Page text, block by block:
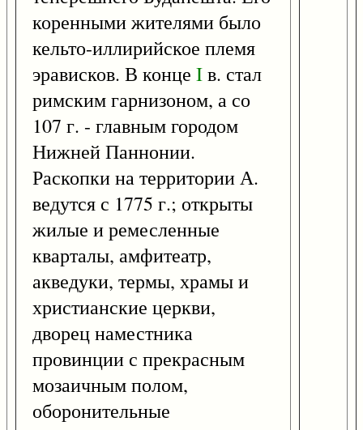
коренными жителями было
кельто-иллирийское племя
эрависков. В конце Iв. стал
римским гарнизоном, а со
107 г. - главным городом
Нижней Паннонии.
Раскопки на территории А.
ведутся с 1775 г.; открыты
жилые и ремесленные
кварталы, амфитеатр,
акведуки, термы, храмы и
христианские церкви,
дворец наместника
провинции с прекрасным
мозаичным полом,
оборонительные